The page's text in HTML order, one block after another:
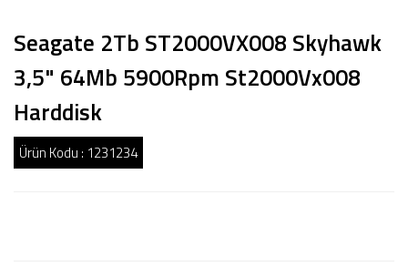
Seagate 2Tb ST2000VX008 Skyhawk
3,5" 64Mb 5900Rpm St2000Vx008
Harddisk
Ürün Kodu : 1231234